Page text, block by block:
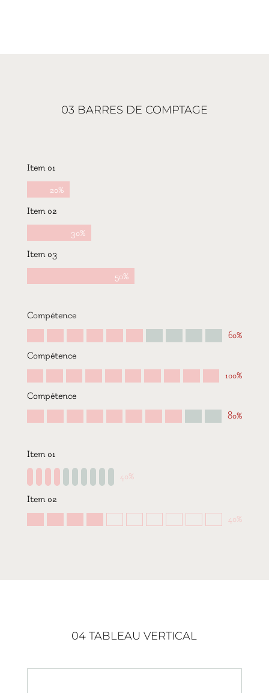
03 BARRES DE COMPTAGE
Item 01
20%
Item 02
30%
Item 03
50%
Compétence
60%
Compétence
100%
Compétence
80%
Item 01
40%
Item 02
40%
04 TABLEAU VERTICAL